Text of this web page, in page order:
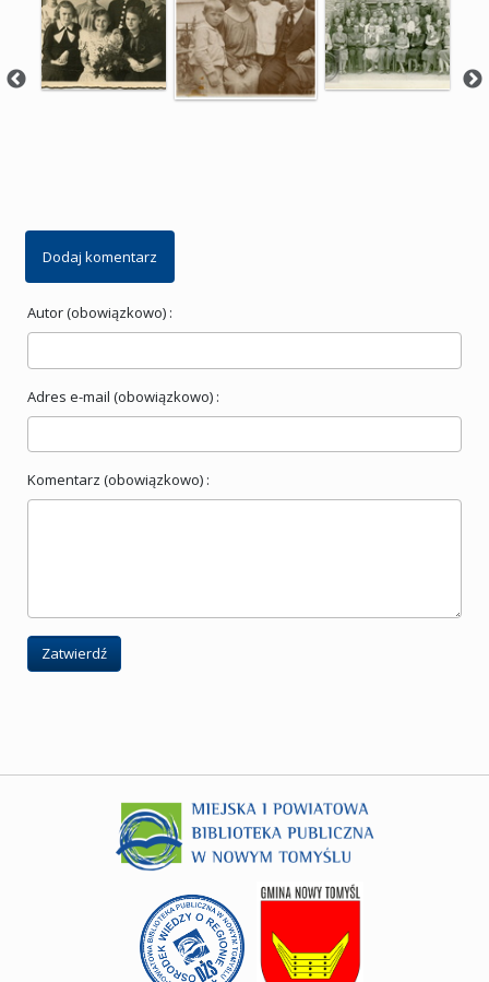
Dodaj komentarz
Autor (obowiązkowo) :
Adres e-mail (obowiązkowo) :
Komentarz (obowiązkowo) :
Zatwierdź